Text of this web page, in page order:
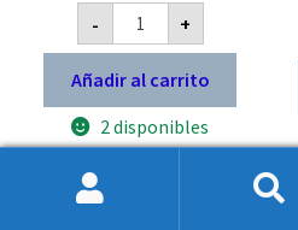
original
era:
$ 49.900.
es:
-
Comando
izquierdo
keeway
SL
200
Klitgh
202
cantidad
+
Añadir al carrito
2 disponibles